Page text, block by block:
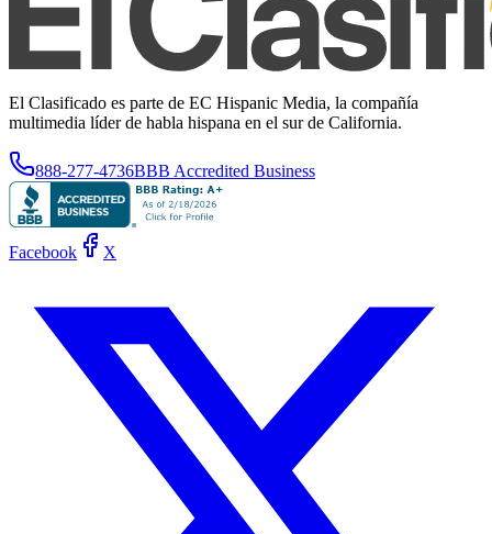
El Clasificado es parte de EC Hispanic Media, la compañía
multimedia líder de habla hispana en el sur de California.
888-277-4736BBB Accredited Business
Facebook X